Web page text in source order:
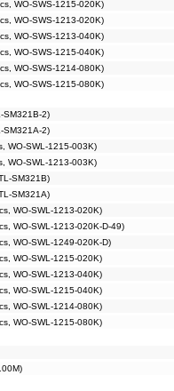
WO-SWS-1215-020K)
WO-SWS-1213-020K)
WO-SWS-1213-040K)
WO-SWS-1215-040K)
WO-SWS-1214-080K)
WO-SWS-1215-080K)
SM321B-2)
SM321A-2)
WO-SWL-1215-003K)
WO-SWL-1213-003K)
SM321B)
SM321A)
WO-SWL-1213-020K)
WO-SWL-1213-020K-D-49)
WO-SWL-1249-020K-D)
WO-SWL-1215-020K)
WO-SWL-1213-040K)
WO-SWL-1215-040K)
WO-SWL-1214-080K)
WO-SWL-1215-080K)